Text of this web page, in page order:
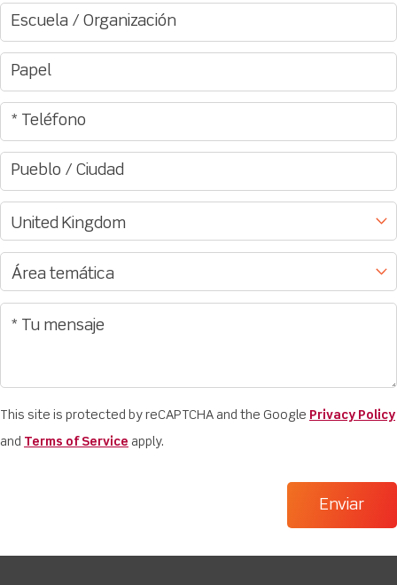
This site is protected by reCAPTCHA and the Google Privacy Policy
and Terms of Service apply.